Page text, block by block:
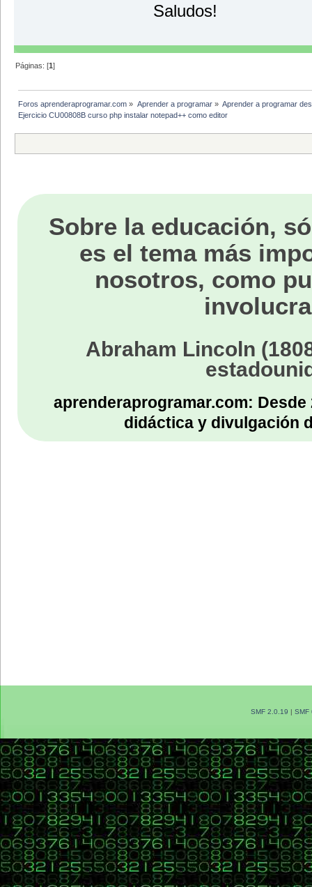
Saludos!
Páginas: [1]
Foros aprenderaprogramar.com » Aprender a programar» Aprender a programar
Ejercicio CU00808B curso php instalar notepad++ como editor
Sobre la educación,
es el tema más
nosotros, como
Abraham Lincoln
aprenderaprogramar.com:
didáctica y divulgación
SMF 2.0.19 | SMF